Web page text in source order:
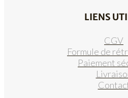
LIENS
CGV
Formule de
Paiement